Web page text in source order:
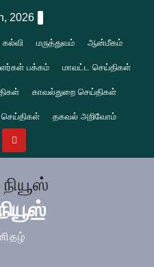
2026
கல்வி மருத்துவம் ஆன்மீகம்
பக்கம் மாவட்ட செய்திகள்
காவல்துறை செய்திகள்
தகவல் அறிவோம்